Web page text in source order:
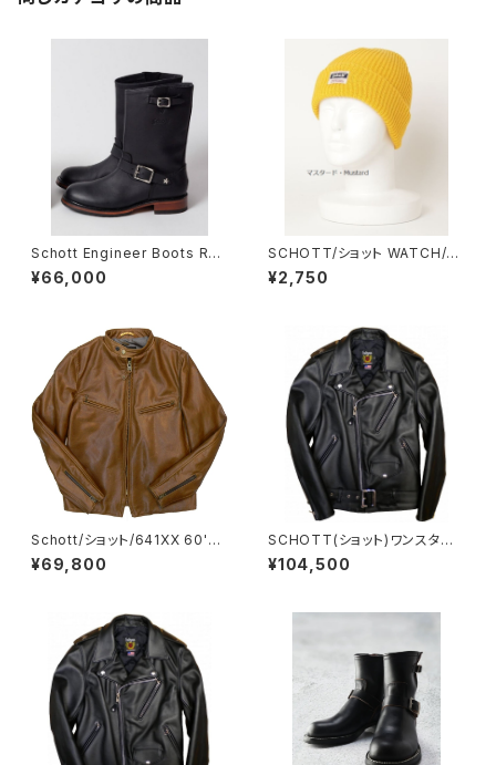
Schott Engineer Boots Reg
ular Hight
¥66,000
SCHOTT/ショット WATCH/BE
ANIE/KNIT CAP ウォッチ・ビー
ニー・ニット キャップ・帽子
¥2,750
Schott/ショット/641XX 60'S
STAND RIDERS/別注MALT B
ROWN ブラウン ライダース レ
¥69,800
SCHOTT(ショット)ワンスター6
13RD当店別注DOUBLE RIDE
RS ダブルライダース アメリカ製
¥104,500